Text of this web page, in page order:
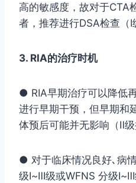
高的敏感度，故对于CTA
者，推荐进行DSA检查（
3. RIA的治疗时机
● RIA早期治疗可以降低
进行早期干预，但早期和
体预后可能并无影响（Ⅱ
● 对于临床情况良好､病
级Ⅰ~Ⅲ级或WFNS 分级